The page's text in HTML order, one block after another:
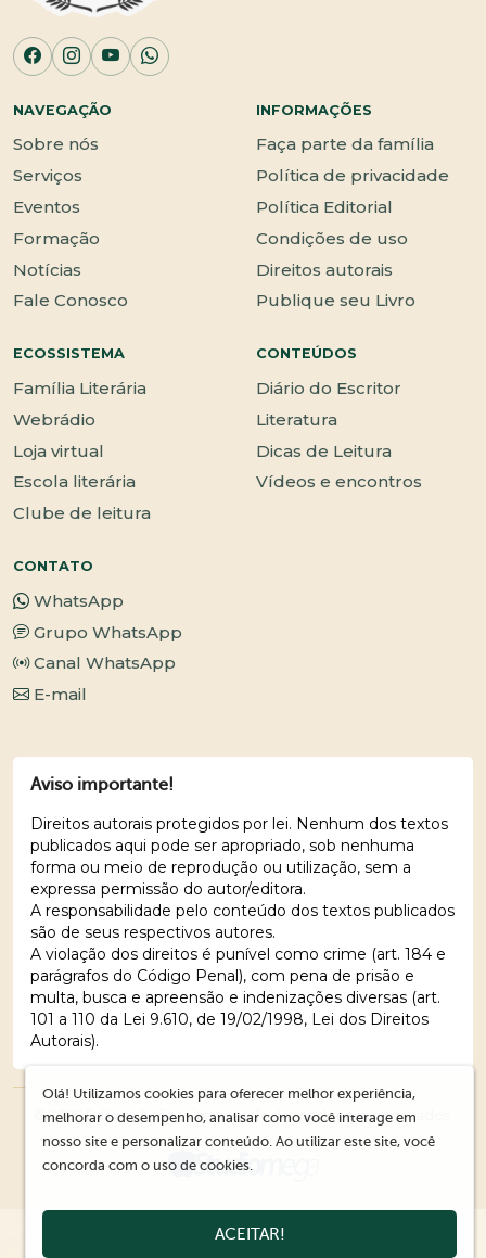
NAVEGAÇÃO
Sobre nós
Serviços
Eventos
Formação
Notícias
Fale Conosco
INFORMAÇÕES
Faça parte da família
Política de privacidade
Política Editorial
Condições de uso
Direitos autorais
Publique seu Livro
ECOSSISTEMA
Família Literária
Webrádio
Loja virtual
Escola literária
Clube de leitura
CONTEÚDOS
Diário do Escritor
Literatura
Dicas de Leitura
Vídeos e encontros
CONTATO
WhatsApp
Grupo WhatsApp
Canal WhatsApp
E-mail
Aviso importante!
Direitos autorais protegidos por lei. Nenhum dos textos
publicados aqui pode ser apropriado, sob nenhuma
forma ou meio de reprodução ou utilização, sem a
expressa permissão do autor/editora.
A responsabilidade pelo conteúdo dos textos publicados
são de seus respectivos autores.
A violação dos direitos é punível como crime (art. 184 e
parágrafos do Código Penal), com pena de prisão e
multa, busca e apreensão e indenizações diversas (art.
101 a 110 da Lei 9.610, de 19/02/1998, Lei dos Direitos
Autorais).
© 2026 Editora Ações Literárias. Todos os direitos reservados.
Olá! Utilizamos cookies para oferecer melhor experiência,
melhorar o desempenho, analisar como você interage em
nosso site e personalizar conteúdo. Ao utilizar este site, você
concorda com o uso de cookies.
ACEITAR!